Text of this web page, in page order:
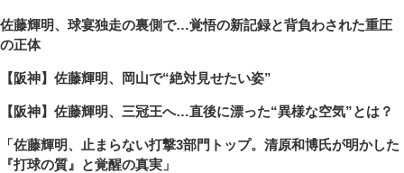
佐藤輝明、球宴独走の裏側で…覚悟の新記録と背負わされた重圧
の正体
【阪神】佐藤輝明、岡山で“絶対見せたい姿”
【阪神】佐藤輝明、三冠王へ…直後に漂った“異様な空気”とは？
「佐藤輝明、止まらない打撃3部門トップ。清原和博氏が明かした
『打球の質』と覚醒の真実」